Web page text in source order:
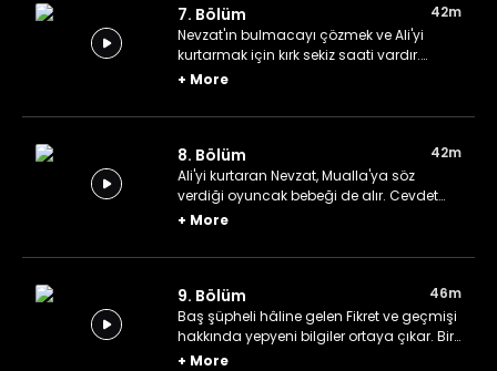
7. Bölüm
42m
Nevzat'ın bulmacayı çözmek ve Ali'yi
kurtarmak için kırk sekiz saati vardır.
Yasemin ile Cem'in evliliği iyice sallantılı
konusunda Nevzat'a yardım etmek için
+ More
8. Bölüm
42m
Ali'yi kurtaran Nevzat, Mualla'ya söz
verdiği oyuncak bebeği de alır. Cevdet
tam şüpheli olmuşken ortadan kaybolur.
şüphelinin kan örneğinde çok nadir bir
+ More
9. Bölüm
46m
Baş şüpheli hâline gelen Fikret ve geçmişi
hakkında yepyeni bilgiler ortaya çıkar. Bir
süredir kayıp olan Cevdet ortaya çıkar ve
+ More